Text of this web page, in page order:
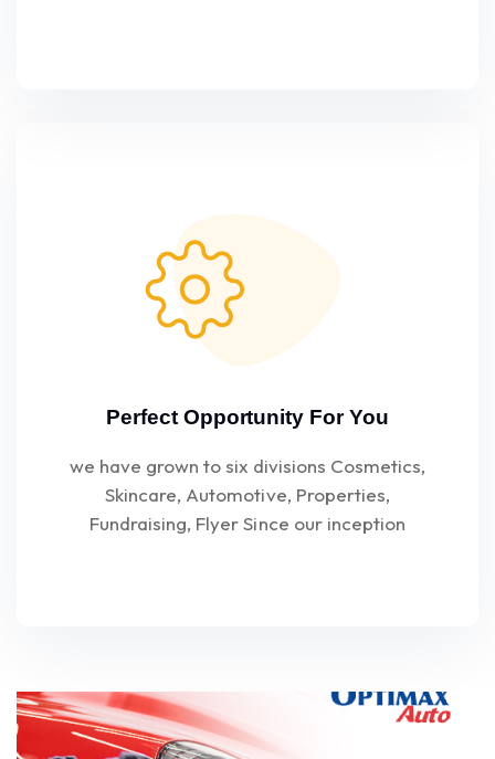
Perfect Opportunity For You
we have grown to six divisions Cosmetics,
Skincare, Automotive, Properties,
Fundraising, Flyer Since our inception